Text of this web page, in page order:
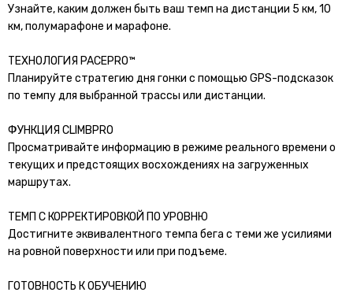
Узнайте, каким должен быть ваш темп на дистанции 5 км, 10
км, полумарафоне и марафоне.
ТЕХНОЛОГИЯ PACEPRO™
Планируйте стратегию дня гонки с помощью GPS-подсказок
по темпу для выбранной трассы или дистанции.
ФУНКЦИЯ CLIMBPRO
Просматривайте информацию в режиме реального времени о
текущих и предстоящих восхождениях на загруженных
маршрутах.
ТЕМП С КОРРЕКТИРОВКОЙ ПО УРОВНЮ
Достигните эквивалентного темпа бега с теми же усилиями
на ровной поверхности или при подъеме.
ГОТОВНОСТЬ К ОБУЧЕНИЮ